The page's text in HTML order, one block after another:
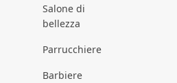
Salone di
bellezza
Parrucchiere
Barbiere